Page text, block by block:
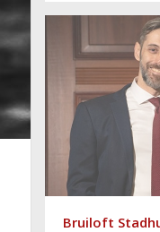
Bruiloft